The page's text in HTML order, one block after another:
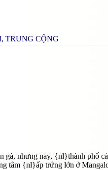
TRUNG CỘNG
nhưng nay, {nl}thành phố
tâm {nl}ấp trứng lớn ở